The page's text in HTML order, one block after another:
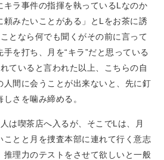
キラ事件の指揮を執っているLなのか
頼みたいことがある」とLをお茶に誘
となら何でも聞くがその前に言って
を打ち、月を“キラ”だと思っている
ていると言われた以上、こちらの自
人間に会うことが出来ないと、先に釘
さを噛み締める。
は喫茶店へ入るが、そこでLは、月
ことと月を捜査本部に連れて行く意志
推理力のテストをさせて欲しいと一般